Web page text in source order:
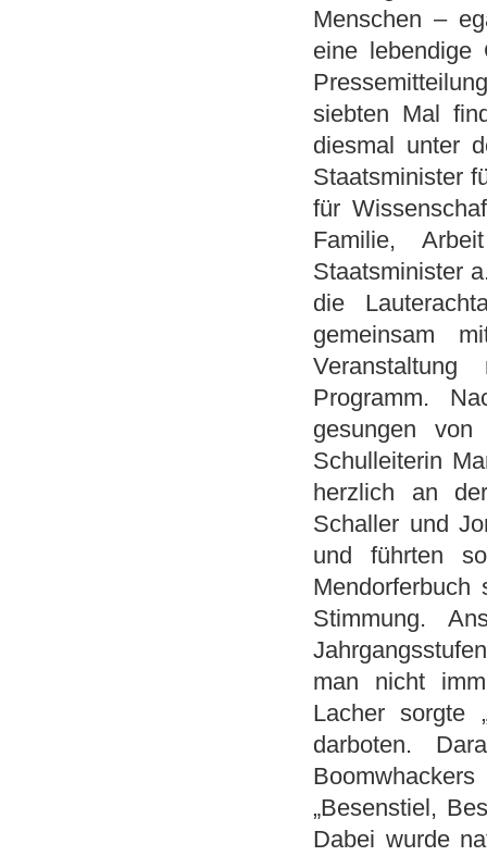
Menschen –
eine lebendige
siebten Mal
diesmal unter
Staatsminister
für
Familie,
Staatsminister
die
gemeinsam
Programm.
gesungen
Schulleiterin
herzlich an
Schaller und
und führten
Mendorferbuch
Stimmung.
man nicht
Lacher sorgte
darboten.
„Besenstiel,
Dabei wurde